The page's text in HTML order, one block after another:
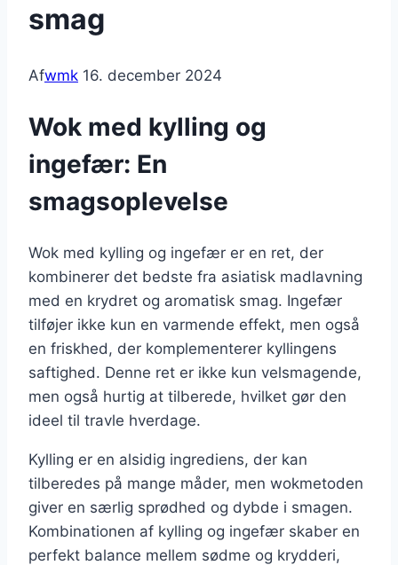
smag
Afwmk 16. december 2024
Wok med kylling og
ingefær: En
smagsoplevelse
Wok med kylling og ingefær er en ret, der
kombinerer det bedste fra asiatisk madlavning
med en krydret og aromatisk smag. Ingefær
tilføjer ikke kun en varmende effekt, men også
en friskhed, der komplementerer kyllingens
saftighed. Denne ret er ikke kun velsmagende,
men også hurtig at tilberede, hvilket gør den
ideel til travle hverdage.
Kylling er en alsidig ingrediens, der kan
tilberedes på mange måder, men wokmetoden
giver en særlig sprødhed og dybde i smagen.
Kombinationen af kylling og ingefær skaber en
perfekt balance mellem sødme og krydderi,